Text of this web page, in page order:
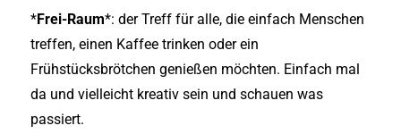
*Frei-Raum*: der Treff für alle, die einfach Menschen
treffen, einen Kaffee trinken oder ein
Frühstücksbrötchen genießen möchten. Einfach mal
da und vielleicht kreativ sein und schauen was
passiert.